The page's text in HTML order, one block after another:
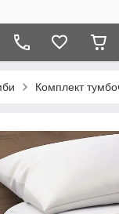
Комплект